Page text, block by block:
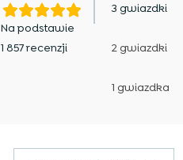
Na podstawie
1 857 recenzji
3 gwiazdki
2 gwiazdki
1 gwiazdka